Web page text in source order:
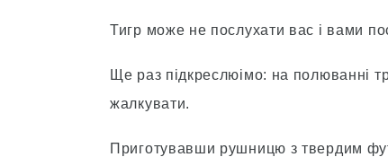
Тигр може не послухати вас i вами
Ще раз пiдкреслюімо: на полюваннi
жалкувати.
Приготувавши рушницю з твердим